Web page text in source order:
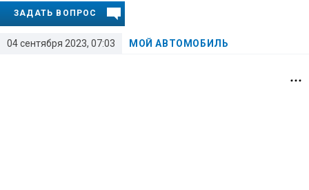
04 сентября 2023, 07:03 МОЙ АВТОМОБИЛЬ
ЗАДАТЬ ВОПРОС